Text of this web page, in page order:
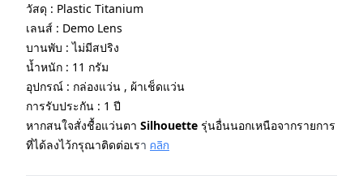
วัสดุ : Plastic Titanium
เลนส์ : Demo Lens
บานพับ : ไม่มีสปริง
น้ำหนัก : 11 กรัม
อุปกรณ์ : กล่องแว่น , ผ้าเช็ดแว่น
การรับประกัน : 1 ปี
หากสนใจสั่งชื้อแว่นตา Silhouette รุ่นอื่นนอกเหนือจากรายการ
ที่ได้ลงไว้กรุณาติดต่อเรา คลิก